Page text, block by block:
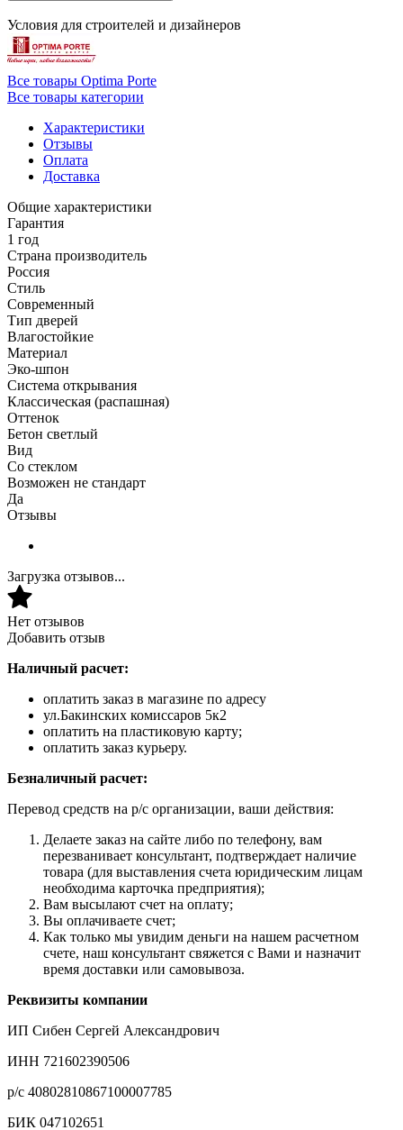
Условия для строителей и дизайнеров
Все товары Optima Porte
Все товары категории
Характеристики
Отзывы
Оплата
Доставка
Общие характеристики
Гарантия
1 год
Страна производитель
Россия
Стиль
Современный
Тип дверей
Влагостойкие
Материал
Эко-шпон
Система открывания
Классическая (распашная)
Оттенок
Бетон светлый
Вид
Со стеклом
Возможен не стандарт
Да
Отзывы
Загрузка отзывов...
Нет отзывов
Добавить отзыв
Наличный расчет:
оплатить заказ в магазине по адресу
ул.Бакинских комиссаров 5к2
оплатить на пластиковую карту;
оплатить заказ курьеру.
Безналичный расчет:
Перевод средств на р/с организации, ваши действия:
Делаете заказ на сайте либо по телефону, вам
перезванивает консультант, подтверждает наличие
товара (для выставления счета юридическим лицам
необходима карточка предприятия);
Вам высылают счет на оплату;
Вы оплачиваете счет;
Как только мы увидим деньги на нашем расчетном
счете, наш консультант свяжется с Вами и назначит
время доставки или самовывоза.
Реквизиты компании
ИП Сибен Сергей Александрович
ИНН 721602390506
р/с 40802810867100007785
БИК 047102651